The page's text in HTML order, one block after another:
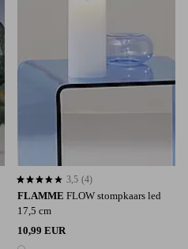
FLAMME FLOW stompkaars led
17,5 cm
10,99 EUR
3,5 op basis van 4 beoordelingen
3,5 (4)